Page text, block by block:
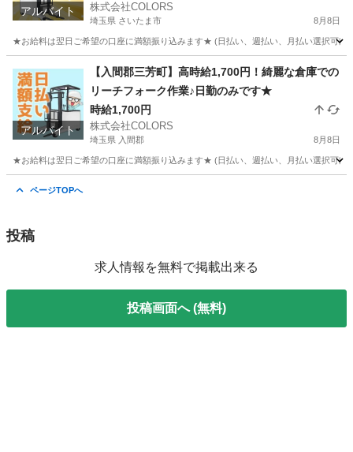
アルバイト 株式会社COLORS
埼玉県 さいたま市 8月8日
★お給料は翌日ご希望の口座に満額振り込みます★ (日払い、週払い、月払い選択可
さいたま市 倉庫 給料
アルバイト
【入間郡三芳町】高時給1,700円！綺麗な倉庫での
リーチフォーク作業♪日勤のみです★
時給1,700円
株式会社COLORS
埼玉県 入間郡 8月8日
★お給料は翌日ご希望の口座に満額振り込みます★ (日払い、週払い、月払い選択可
ページTOPへ
投稿
求人情報を無料で掲載出来る
投稿画面へ (無料)